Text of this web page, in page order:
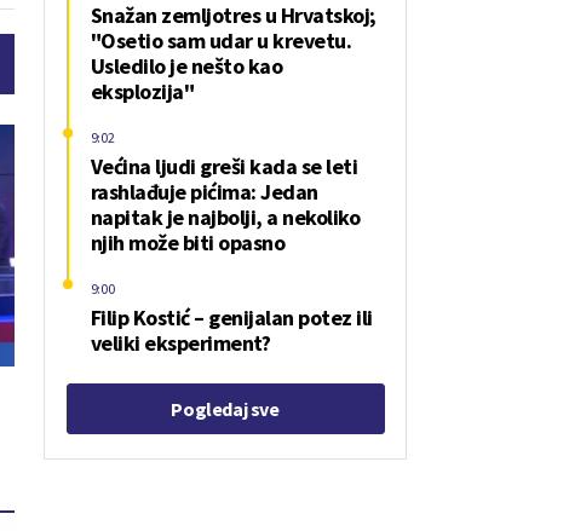
Snažan zemljotres u Hrvatskoj;
"Osetio sam udar u krevetu.
Usledilo je nešto kao
eksplozija"
Većina ljudi greši kada se leti
rashlađuje pićima: Jedan
napitak je najbolji, a nekoliko
njih može biti opasno
9:02
Filip Kostić – genijalan potez ili
veliki eksperiment?
9:00
Pogledaj sve